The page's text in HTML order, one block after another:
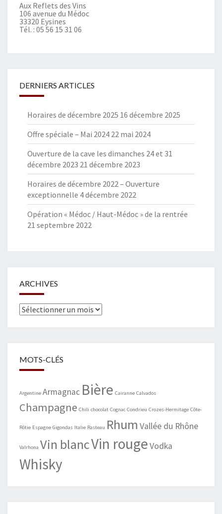
Aux Reflets des Vins
106 avenue du Médoc
33320 Eysines
Tél. : 05 56 15 31 06
DERNIERS ARTICLES
Horaires de décembre 2025 16 décembre 2025
Offre spéciale – Mai 2024 22 mai 2024
Ouverture de la cave les dimanches 24 et 31
décembre 2023 21 décembre 2023
Horaires de décembre 2022 – Ouverture
exceptionnelle 4 décembre 2022
Opération « Médoc / Haut-Médoc » de la rentrée
21 septembre 2022
ARCHIVES
Archives
MOTS-CLÉS
Argentine Armagnac Bière Cairanne Calvados
Champagne Chili chocolat Cognac Condrieu Crozes-Hermitage Côte-
Rôtie Espagne Gigondas Italie Rasteau Rhum Vallée du Rhône
Valrhona Vin blancVin rougeVodka
Whisky